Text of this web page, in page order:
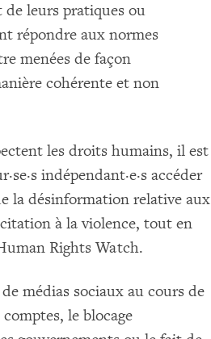
leurs pratiques ou
répondre aux normes
menées de façon
cohérente et non
les droits humains, il est
indépendant·e·s accéder
la désinformation relative aux
à la violence, tout en
Rights Watch.
médias sociaux au cours de
le blocage